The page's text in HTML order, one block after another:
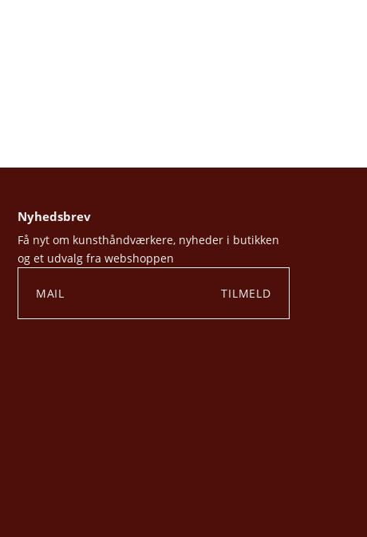
Nyhedsbrev
Få nyt om kunsthåndværkere, nyheder i butikken
og et udvalg fra webshoppen
TILMELD